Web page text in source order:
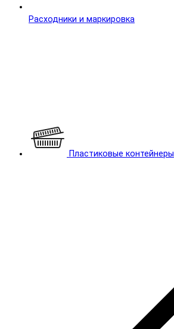
Расходники и маркировка
Пластиковые контейнеры